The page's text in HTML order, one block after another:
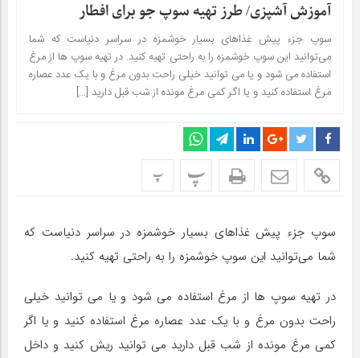
آموزش آشپزی/ طرز تهیه سوپ جو برای افطار
سوپ جزء پیش غذاهای بسیار خوشمزه در سراسر دنیاست که شما
می‌توانید این سوپ خوشمزه را به راحتی تهیه کنید. در تهیه سوپ ها از مرغ
استفاده می شود و یا می توانید خیلی راحت بدون مرغ و با یک عدد عصاره
مرغ استفاده کنید و یا اگر کمی مرغ مونده از شب قبل دارید […]
پ پ
سوپ جزء پیش غذاهای بسیار خوشمزه در سراسر دنیاست که
شما می‌توانید این سوپ خوشمزه را به راحتی تهیه کنید.
در تهیه سوپ ها از مرغ استفاده می شود و یا می توانید خیلی
راحت بدون مرغ و با یک عدد عصاره مرغ استفاده کنید و یا اگر
کمی مرغ مونده از شب قبل دارید می توانید ریش کنید و داخل